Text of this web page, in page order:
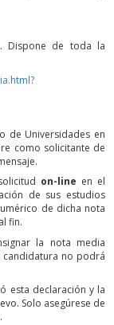
Dispone de toda la
de Universidades en
como solicitante de
on-line en el
de sus estudios
de dicha nota
fin.
la nota media
candidatura no podrá
esta declaración y la
Solo asegúrese de